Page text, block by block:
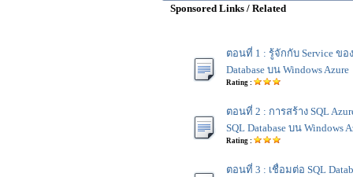
Sponsored Links / Related
ตอนที่ 1 : รู้จักกับ Service ของ
Database บน Windows Azure
Rating :
ตอนที่ 2 : การสร้าง SQL
SQL Database บน Windows
Rating :
ตอนที่ 3 : เชื่อมต่อ SQL